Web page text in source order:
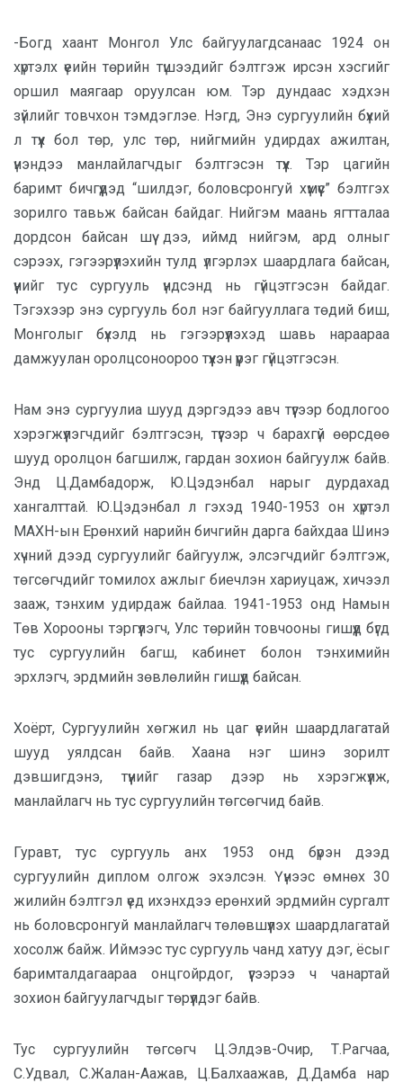
-Богд хаант Монгол Улс байгуулагдсанаас 1924 он
хүртэлх үеийн төрийн түшээдийг бэлтгэж ирсэн хэсгийг
оршил маягаар оруулсан юм.Тэр дундаас хэдхэн
зүйлийг товчхон тэмдэглэе. Нэгд, Энэ сургуулийн бүхий
л түүх бол төр, улс төр, нийгмийн удирдах ажилтан,
үнэндээ манлайлагчдыг бэлтгэсэн түүх. Тэр цагийн
баримт бичгүүдэд “шилдэг, боловсронгуй хүмүүс” бэлтгэх
зорилго тавьж байсан байдаг. Нийгэм маань ягтталаа
дордсон байсан шүү дээ, иймд нийгэм, ард олныг
сэрээх, гэгээрүүлэхийн тулд үлгэрлэх шаардлага байсан,
үүнийг тус сургууль үндсэнд нь гүйцэтгэсэн байдаг.
Тэгэхээр энэ сургууль бол нэг байгууллага төдий биш,
Монголыг бүхэлд нь гэгээрүүлэхэд шавь нараараа
дамжуулан оролцсоноороо түүхэн үүрэг гүйцэтгэсэн.
Нам энэ сургуулиа шууд дэргэдээ авч түүгээр бодлогоо
хэрэгжүүлэгчдийг бэлтгэсэн, түүгээр ч барахгүй өөрсдөө
шууд оролцон багшилж, гардан зохион байгуулж байв.
Энд Ц.Дамбадорж, Ю.Цэдэнбал нарыг дурдахад
хангалттай. Ю.Цэдэнбал л гэхэд 1940-1953 он хүртэл
МАХН-ын Ерөнхий нарийн бичгийн дарга байхдаа Шинэ
хүчний дээд сургуулийг байгуулж, элсэгчдийг бэлтгэж,
төгсөгчдийг томилох ажлыг биечлэн хариуцаж, хичээл
зааж, тэнхим удирдаж байлаа. 1941-1953 онд Намын
Төв Хорооны тэргүүлэгч, Улс төрийн товчооны гишүүд бүгд
тус сургуулийн багш, кабинет болон тэнхимийн
эрхлэгч, эрдмийн зөвлөлийн гишүүд байсан.
Хоёрт, Сургуулийн хөгжил нь цаг үеийн шаардлагатай
шууд уялдсан байв. Хаана нэг шинэ зорилт
дэвшигдэнэ, түүнийг газар дээр нь хэрэгжүүлж,
манлайлагч нь тус сургуулийн төгсөгчид байв.
Гуравт, тус сургууль анх 1953 онд бүрэн дээд
сургуулийн диплом олгож эхэлсэн. Үүнээс өмнөх 30
жилийн бэлтгэл үед ихэнхдээ ерөнхий эрдмийн сургалт
нь боловсронгуй манлайлагч төлөвшүүлэх шаардлагатай
хосолж байж. Иймээс тус сургууль чанд хатуу дэг, ёсыг
баримталдагаараа онцгойрдог, үүгээрээ ч чанартай
зохион байгуулагчдыг төрүүлдэг байв.
Тус сургуулийн төгсөгч Ц.Элдэв-Очир, Т.Рагчаа,
С.Удвал, С.Жалан-Аажав, Ц.Балхаажав, Д.Дамба нар